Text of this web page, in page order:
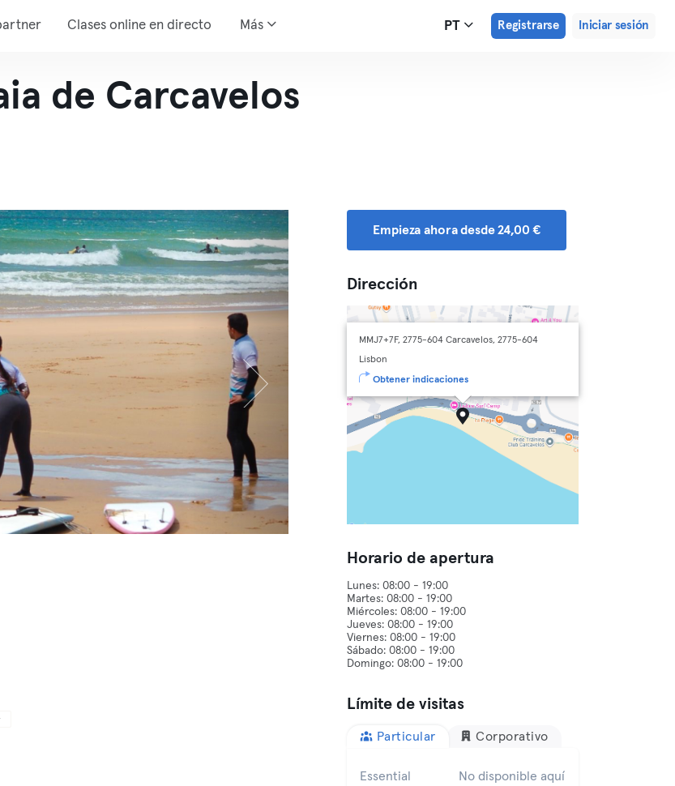
Clases online en directo Más PT Registrarse Iniciar sesión
de Carcavelos
Empieza ahora desde 24,00 €
Dirección
MMJ7+7F, 2775-604 Carcavelos, 2775-604
Lisbon
Obtener indicaciones
Horario de apertura
Lunes: 08:00 - 19:00
Martes: 08:00 - 19:00
Miércoles: 08:00 - 19:00
Jueves: 08:00 - 19:00
Viernes: 08:00 - 19:00
Sábado: 08:00 - 19:00
Límite de visitas
Particular Corporativo
Essential No disponible aquí